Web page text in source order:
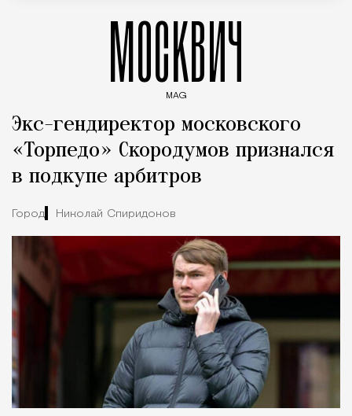
МОСКВИЧ
MAG
Экс-гендиректор московского
«Торпедо» Скородумов признался
в подкупе арбитров
Город Николай Спиридонов